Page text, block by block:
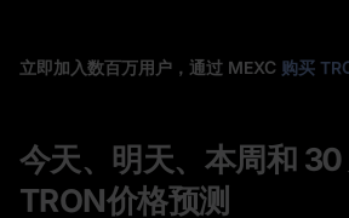
立即加入数百万用户，通过 MEXC 购买
今天、明天、本周和
TRON价格预测